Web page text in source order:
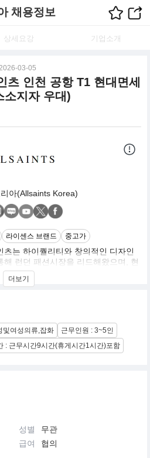
채용정보
상세요강 기업소개
03-05
츠 인천 공항 T1 현대면세
소지자 우대)
아(Allsaints Korea)
라이센스 브랜드 중고가
는 하이퀄리티와 창의적인 디자인
해 런던 패션시장을 리드해왔으며, 현
계에 100여 개의 직영매장을 운영하
션, 무비, 아트와의 절묘한 조화를 통
다.
더보기
및여성의류,잡화
근무인원 : 3~5인
: 근무시간9시간(휴게시간1시간)포함
성별
무관
급여 협의